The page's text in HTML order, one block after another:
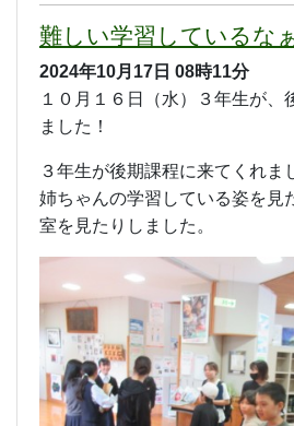
難しい学習しているな
2024年10月17日 08時11分
１０月１６日（水）３年生が、
ました！
３年生が後期課程に来てくれま
姉ちゃんの学習している姿を見
室を見たりしました。